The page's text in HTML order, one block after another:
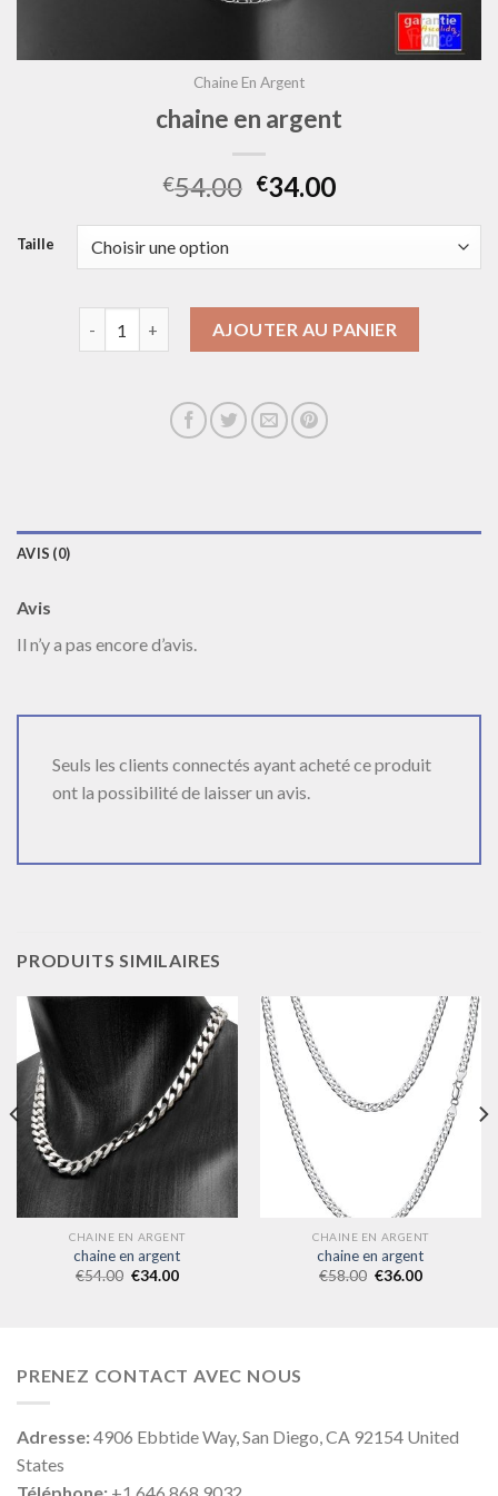
Chaine En Argent
chaine en argent
€54.00 €34.00
Taille
AJOUTER AU PANIER
AVIS (0)
Avis
Il n’y a pas encore d’avis.
Seuls les clients connectés ayant acheté ce produit
ont la possibilité de laisser un avis.
PRODUITS SIMILAIRES
CHAINE EN ARGENT
chaine en argent
€54.00 €34.00
CHAINE EN ARGENT
chaine en argent
€58.00 €36.00
PRENEZ CONTACT AVEC NOUS
Adresse:4906 Ebbtide Way, San Diego, CA 92154 United
States
Téléphone: +1 646 868 9032